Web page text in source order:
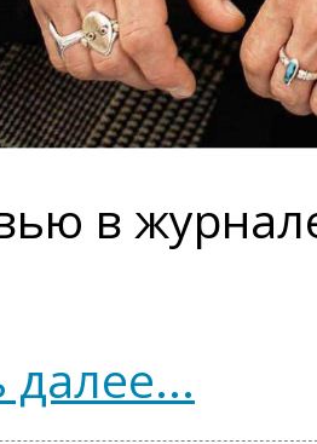
в
далее...